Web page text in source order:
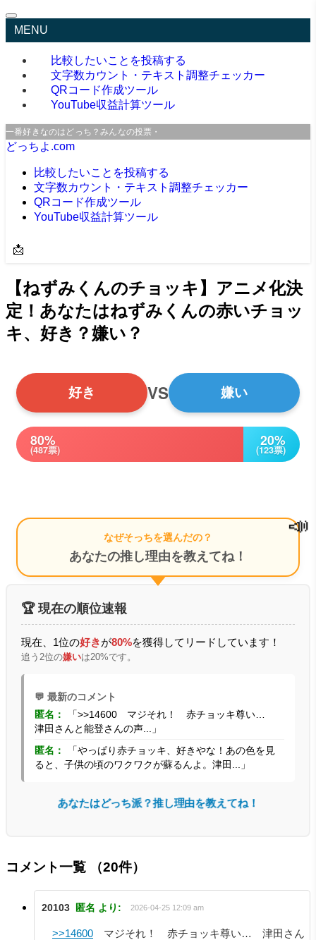
MENU
比較したいことを投稿する
文字数カウント・テキスト調整チェッカー
QRコード作成ツール
YouTube収益計算ツール
一番好きなのはどっち？みんなの投票・口コミサイト
どっちよ.com
比較したいことを投稿する
文字数カウント・テキスト調整チェッカー
QRコード作成ツール
YouTube収益計算ツール
📩
【ねずみくんのチョッキ】アニメ化決
定！あなたはねずみくんの赤いチョッ
キ、好き？嫌い？
好き VS 嫌い
80%
(487票)
20%
(123票)
なぜそっちを選んだの？
あなたの推し理由を教えてね！
📣
🏆 現在の順位速報
現在、1位の好きが80%を獲得してリードしています！
追う2位の嫌いは20%です。
💬 最新のコメント
匿名：
「>>14600 マジそれ！ 赤チョッキ尊い…
津田さんと能登さんの声...」
匿名：
「やっぱり赤チョッキ、好きやな！あの色を見
ると、子供の頃のワクワクが蘇るんよ。津田...」
あなたはどっち派？推し理由を教えてね！
コメント一覧 （20件）
20103 匿名 より: 2026-04-25 12:09 am
>>14600 マジそれ！ 赤チョッキ尊い… 津田さん